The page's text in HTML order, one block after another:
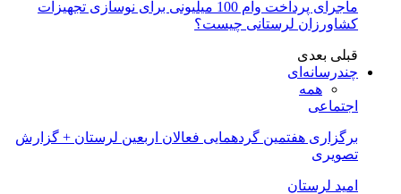
ماجرای پرداخت وام 100 میلیونی برای نوسازی تجهیزات
کشاورزان لرستانی چیست؟
قبلی بعدی
چندرسانه‌ای
همه
اجتماعی
برگزاری هفتمین گردهمایی فعالان اربعین لرستان + گزارش
تصویری
امید لرستان